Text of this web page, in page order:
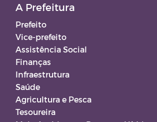
A Prefeitura
Prefeito
Vice-prefeito
Assistência Social
Finanças
Infraestrutura
Saúde
Agricultura e Pesca
Tesoureira